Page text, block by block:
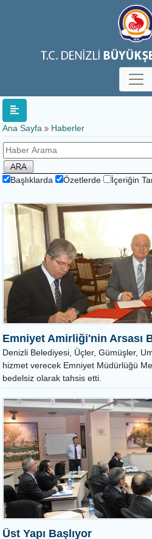
Ana Sayfa Haberler
Başlıklarda Özetlerde İçeriğin
Emniyet Amirliği'nin Arsası
Denizli Belediyesi, Üçler, Gümüşler,
hizmet verecek Emniyet Müdürlüğü
bedelsiz olarak tahsis etti.
Üst Yapı Başlıyor